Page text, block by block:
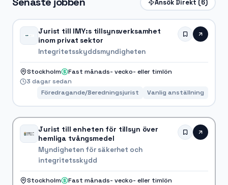
Ansök Direkt (6)
Jurist till IMY:s tillsynsverksamhet
inom privat sektor
Integritetsskyddsmyndigheten
Stockholm
Fast månads- vecko- eller timlön
3 dagar sedan
Föredragande/Beredningsjurist
Vanlig anställning
Jurist till enheten för tillsyn över
hemliga tvångsmedel
Myndigheten för säkerhet och
integritetsskydd
Stockholm
Fast månads- vecko- eller timlön